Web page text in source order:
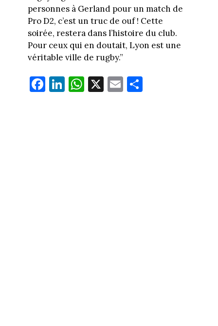
personnes à Gerland pour un match de
Pro D2, c’est un truc de ouf ! Cette
soirée, restera dans l’histoire du club.
Pour ceux qui en doutait, Lyon est une
véritable ville de rugby.”
Fa
ce
Li
nk
W
ha
X E
m
Pa